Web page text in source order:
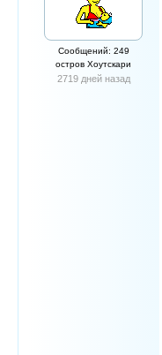
Сообщений: 249
остров Хоутскари
2719 дней назад